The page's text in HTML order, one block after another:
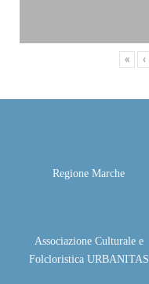
« ‹
Regione Marche
Associazione Culturale e
Folcloristica URBANITAS